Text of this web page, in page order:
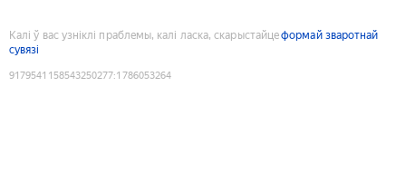
Калі ў вас узніклі праблемы, калі ласка, скарыстайцеформай зваротнай
сувязі
9179541158543250277:1786053264